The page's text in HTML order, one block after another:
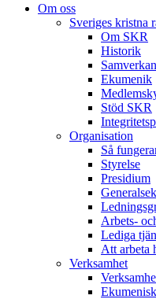
Om oss
Sveriges kristna
Om SKR
Historik
Samverkan
Ekumenik
Stöd SKR
Organisation
Så
Styrelse
Presidium
Arbets-
Lediga
Att arbeta
Verksamhet